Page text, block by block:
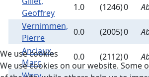
Geoffrey
1.0 (1246)0
Vernimmen,
Pierre
0.0 (2005)0
Anciaux,
Marc
0.0 (2112)0
We use cookies
We use cookies on our website.